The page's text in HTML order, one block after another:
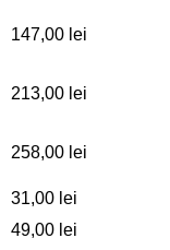
147,00 lei
213,00 lei
258,00 lei
31,00 lei
49,00 lei